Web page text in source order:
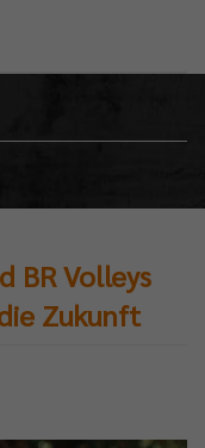
BR Volleys
Zukunft